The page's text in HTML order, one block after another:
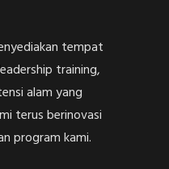
tempat
training,
alam yang
terus berinovasi
program kami.